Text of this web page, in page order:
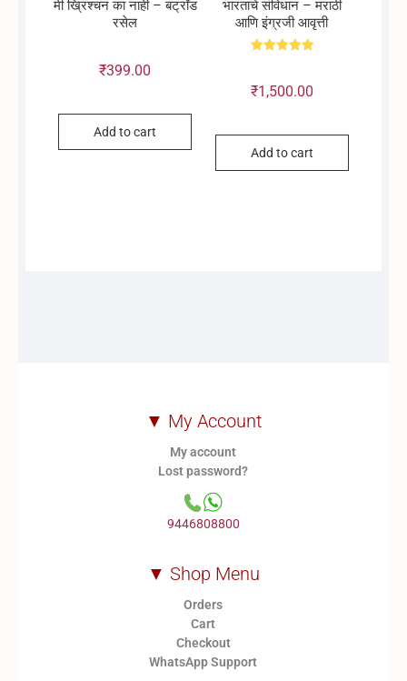
मी ख्रिश्चन का नाही – बर्ट्रांड
रसेल
₹399.00
Add to cart
भारताचे संविधान – मराठी
आणि इंग्रजी आवृत्ती
out of 5
₹1,500.00
Add to cart
▼ My Account
My account
Lost password?
9446808800
▼ Shop Menu
Orders
Cart
Checkout
WhatsApp Support